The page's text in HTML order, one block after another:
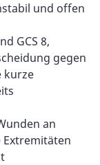
und offen
GCS 8,
gegen
kurze
an